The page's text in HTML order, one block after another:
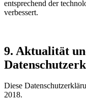
entsprechend der
verbessert.
9. Aktualität
Diese
2018.